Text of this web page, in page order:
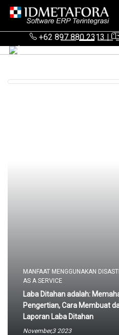
+62 897 880 2313|
Previous
MANFAAT MENGGUNAKAN
AS A SERVICE
Laba Ditahan adalah:
Pengertian, Cara Membuat
Laporan Laba Ditahan
November,3 2023